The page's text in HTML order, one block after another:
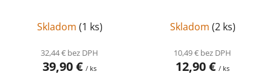
Skladom (1 ks)
32,44 € bez DPH
39,90 € / ks
kompatibil 101R00664
Skladom (2 ks)
10,49 € bez DPH
12,90 € / ks